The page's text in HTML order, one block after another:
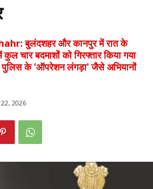
बुलंदशहर और कानपुर में रात के
चार बदमाशों को गिरफ्तार किया गया
पुलिस के 'ऑपरेशन लंगड़ा' जैसे अभियानों
2026